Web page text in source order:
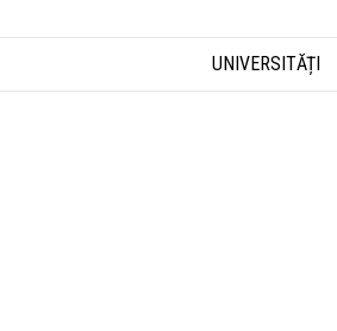
UNIVERSITĂȚI